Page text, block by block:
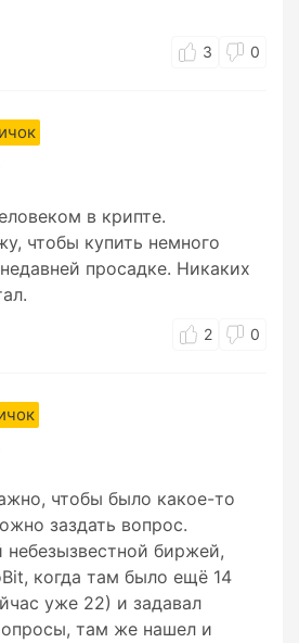
3 0
в крипте.
чтобы купить немного
просадке. Никаких
2 0
чтобы было какое-то
заздать вопрос.
небезызвестной биржей,
когда там было ещё 14
уже 22) и задавал
там же нашел и